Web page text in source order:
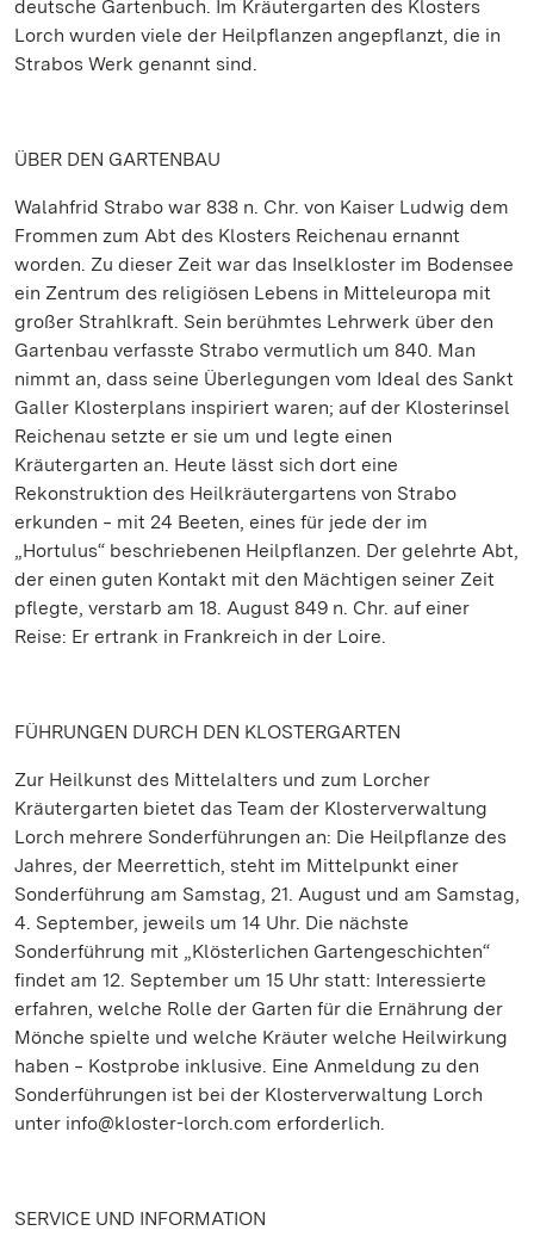
deutsche Gartenbuch. Im Kräutergarten des Klosters
Lorch wurden viele der Heilpflanzen angepflanzt, die in
Strabos Werk genannt sind.
ÜBER DEN GARTENBAU
Walahfrid Strabo war 838 n. Chr. von Kaiser Ludwig dem
Frommen zum Abt des Klosters Reichenau ernannt
worden. Zu dieser Zeit war das Inselkloster im Bodensee
ein Zentrum des religiösen Lebens in Mitteleuropa mit
großer Strahlkraft. Sein berühmtes Lehrwerk über den
Gartenbau verfasste Strabo vermutlich um 840. Man
nimmt an, dass seine Überlegungen vom Ideal des Sankt
Galler Klosterplans inspiriert waren; auf der Klosterinsel
Reichenau setzte er sie um und legte einen
Kräutergarten an. Heute lässt sich dort eine
Rekonstruktion des Heilkräutergartens von Strabo
erkunden ‒ mit 24 Beeten, eines für jede der im
„Hortulus“ beschriebenen Heilpflanzen. Der gelehrte Abt,
der einen guten Kontakt mit den Mächtigen seiner Zeit
pflegte, verstarb am 18. August 849 n. Chr. auf einer
Reise: Er ertrank in Frankreich in der Loire.
FÜHRUNGEN DURCH DEN KLOSTERGARTEN
Zur Heilkunst des Mittelalters und zum Lorcher
Kräutergarten bietet das Team der Klosterverwaltung
Lorch mehrere Sonderführungen an: Die Heilpflanze des
Jahres, der Meerrettich, steht im Mittelpunkt einer
Sonderführung am Samstag, 21. August und am Samstag,
4. September, jeweils um 14 Uhr. Die nächste
Sonderführung mit „Klösterlichen Gartengeschichten“
findet am 12. September um 15 Uhr statt: Interessierte
erfahren, welche Rolle der Garten für die Ernährung der
Mönche spielte und welche Kräuter welche Heilwirkung
haben ‒ Kostprobe inklusive. Eine Anmeldung zu den
Sonderführungen ist bei der Klosterverwaltung Lorch
unter info@kloster-lorch.com erforderlich.
SERVICE UND INFORMATION